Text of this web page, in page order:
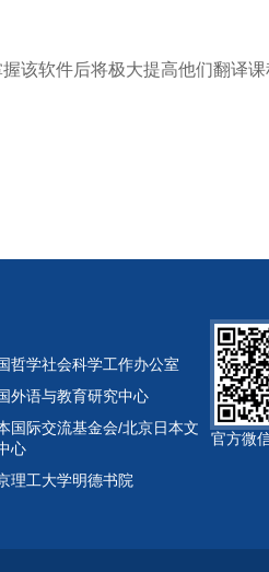
该软件后将极大提高他们翻译课
哲学社会科学工作办公室
外语与教育研究中心
国际交流基金会/北京日本文
心
理工大学明德书院
官方微